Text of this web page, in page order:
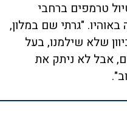
טרמפים ברחבי
"גרתי שם במלון,
שלא שילמנו, בעל
אבל לא ניתק את